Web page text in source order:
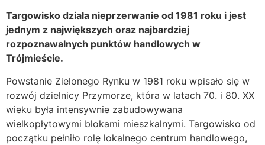
Targowisko działa nieprzerwanie od 1981 roku i jest
jednym z największych oraz najbardziej
rozpoznawalnych punktów handlowych w
Trójmieście.
Powstanie Zielonego Rynku w 1981 roku wpisało się w
rozwój dzielnicy Przymorze, która w latach 70. i 80. XX
wieku była intensywnie zabudowywana
wielkopłytowymi blokami mieszkalnymi. Targowisko od
początku pełniło rolę lokalnego centrum handlowego,